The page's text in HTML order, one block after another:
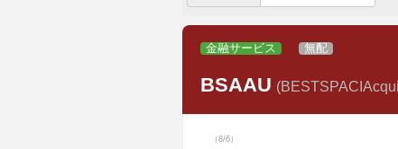
金融サービス 無配
BSAAU
（8/6）